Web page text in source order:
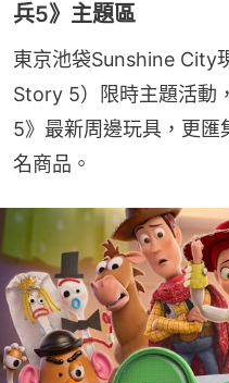
兵5》主題區
東京池袋Sunshine City
Story 5）限時主題活動
5》最新周邊玩具，更匯
名商品。